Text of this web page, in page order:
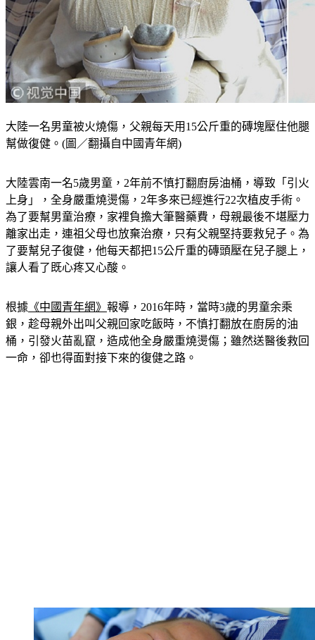
大陸一名男童被火燒傷，父親每天用15公斤重的磚塊壓住他腿
幫做復健。(圖／翻攝自中國青年網)
大陸雲南一名5歲男童，2年前不慎打翻廚房油桶，導致「引火
上身」，全身嚴重燒燙傷，2年多來已經進行22次植皮手術。
為了要幫男童治療，家裡負擔大筆醫藥費，母親最後不堪壓力
離家出走，連祖父母也放棄治療，只有父親堅持要救兒子。 為
了要幫兒子復健，他每天都把15公斤重的磚頭壓在兒子腿上，
讓人看了既心疼又心酸。
根據 《中國青年網》 報導，2016年時，當時3歲的男童余乘
銀，趁母親外出叫父親回家吃飯時，不慎打翻放在廚房的油
桶，引發火苗亂竄，造成他全身嚴重燒燙傷；雖然送醫後救回
一命，卻也得面對接下來的復健之路。